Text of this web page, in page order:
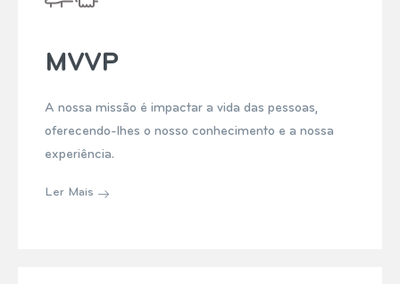
MVVP
A nossa missão é impactar a vida das pessoas,
oferecendo-lhes o nosso conhecimento e a nossa
experiência.
Ler Mais